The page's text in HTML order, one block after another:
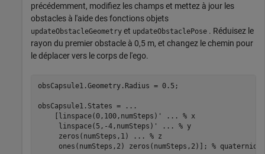
précédemment, modifiez les champs et mettez à jour les
obstacles à l'aide des fonctions objets
updateObstacleGeometry et updateObstaclePose . Réduisez le
rayon du premier obstacle à 0,5 m, et changez le chemin pour
le déplacer vers le corps de l'ego.
obsCapsule1.Geometry.Radius = 0.5;
obsCapsule1.States =
...
    [linspace(0,100,numSteps)'
...
% x
     linspace(5,-4,numSteps)'
...
% y
     zeros(numSteps,1)
...
% z
     ones(numSteps,2) zeros(numSteps,2)];
%